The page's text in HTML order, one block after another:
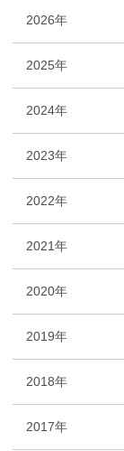
2026年
2025年
2024年
2023年
2022年
2021年
2020年
2019年
2018年
2017年